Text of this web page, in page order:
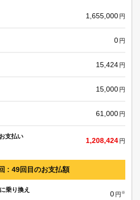
1,655,000 円
0 円
15,424 円
15,000 円
61,000 円
支払い
1,208,424 円
: 49回目のお支払額
乗り換え
0 円 ※